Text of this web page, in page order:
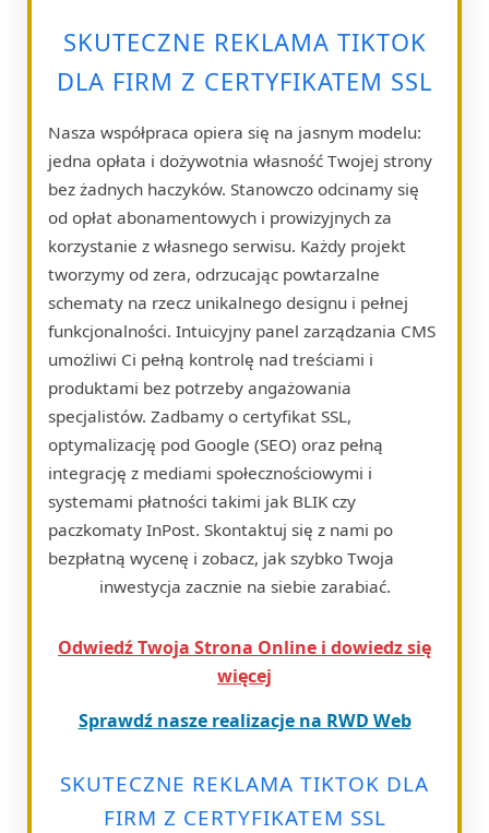
SKUTECZNE REKLAMA TIKTOK
DLA FIRM Z CERTYFIKATEM SSL
Nasza współpraca opiera się na jasnym modelu:
jedna opłata i dożywotnia własność Twojej strony
bez żadnych haczyków. Stanowczo odcinamy się
od opłat abonamentowych i prowizyjnych za
korzystanie z własnego serwisu. Każdy projekt
tworzymy od zera, odrzucając powtarzalne
schematy na rzecz unikalnego designu i pełnej
funkcjonalności. Intuicyjny panel zarządzania CMS
umożliwi Ci pełną kontrolę nad treściami i
produktami bez potrzeby angażowania
specjalistów. Zadbamy o certyfikat SSL,
optymalizację pod Google (SEO) oraz pełną
integrację z mediami społecznościowymi i
systemami płatności takimi jak BLIK czy
paczkomaty InPost. Skontaktuj się z nami po
bezpłatną wycenę i zobacz, jak szybko Twoja
inwestycja zacznie na siebie zarabiać.
Odwiedź Twoja Strona Online i dowiedz się
więcej
Sprawdź nasze realizacje na RWD Web
SKUTECZNE REKLAMA TIKTOK DLA
FIRM Z CERTYFIKATEM SSL